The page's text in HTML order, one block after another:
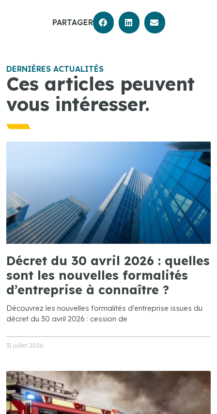
PARTAGER
DERNIÈRES ACTUALITÉS
Ces articles peuvent
vous intéresser.
Décret du 30 avril 2026 : quelles
sont les nouvelles formalités
d’entreprise à connaître ?
Découvrez les nouvelles formalités d’entreprise issues du
décret du 30 avril 2026 : cession de
31 juillet 2026